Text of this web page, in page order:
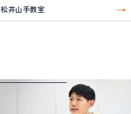
松井山手教室